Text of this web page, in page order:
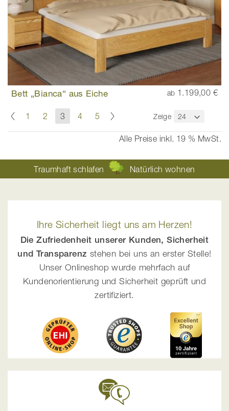
Bett „Bianca“ aus Eiche ab 1.199,00 €
SeiteSeite
Zurück
Seite
1 Seite
2
Sie
lesen
gerade
3 Seite
4 Seite
5 Zeige
Alle Preise inkl. 19 % MwSt.
Traumhaft schlafen Natürlich wohnen
Ihre Sicherheit liegt uns am Herzen!
Die Zufriedenheit unserer Kunden, Sicherheit
und Transparenz stehen bei uns an erster Stelle!
Unser Onlineshop wurde mehrfach auf
Kundenorientierung und Sicherheit geprüft und
zertifiziert.